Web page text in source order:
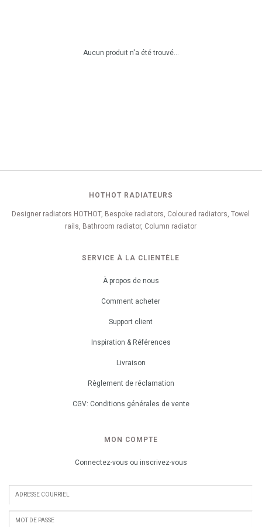
Aucun produit n'a été trouvé...
HOTHOT RADIATEURS
Designer radiators HOTHOT, Bespoke radiators, Coloured radiators, Towel
rails, Bathroom radiator, Column radiator
SERVICE À LA CLIENTÈLE
À propos de nous
Comment acheter
Support client
Inspiration & Références
Livraison
Règlement de réclamation
CGV: Conditions générales de vente
MON COMPTE
Connectez-vous ou inscrivez-vous